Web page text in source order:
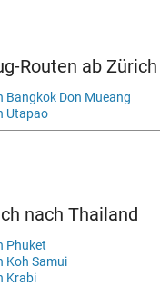
Routen ab Zürich
Bangkok Don Mueang
Utapao
nach Thailand
Phuket
Koh Samui
Krabi